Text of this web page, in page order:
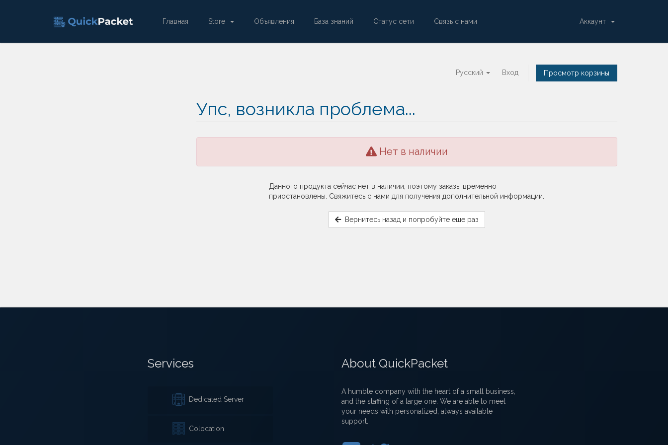
Главная Store Объявления База знаний Статус сети Связь с нами Аккаунт
Русский Вход Просмотр корзины
Упс, возникла проблема...
Нет в наличии
Данного продукта сейчас нет в наличии, поэтому заказы временно
приостановлены. Свяжитесь с нами для получения дополнительной информации.
Вернитесь назад и попробуйте еще раз
Services
Dedicated Server
Colocation
About QuickPacket
A humble company with the heart of a small business,
and the staffing of a large one. We are able to meet
your needs with personalized, always available
support.